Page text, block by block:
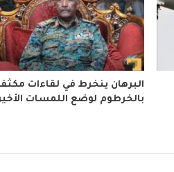
البرهان ينخرط في لقاءات
بالخرطوم لوضع اللمسات